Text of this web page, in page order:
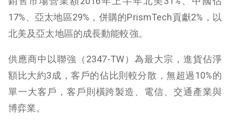
17%、亞太地區29%，併購的PrismTech貢獻2%，以
北美及亞太地區的成長動能較強。
供應商中以聯強（2347-TW）為最大宗，進貨佔淨
額比大約3成，客戶的佔比則較分散，無超過10%的
單一大客戶，客戶則橫跨製造、電信、交通產業與
博弈業。